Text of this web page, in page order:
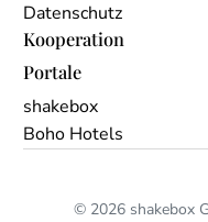
Datenschutz
Kooperation
Portale
shakebox
Boho Hotels
© 2026 shakebox